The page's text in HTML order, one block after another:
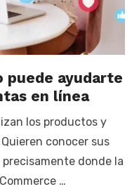
puede ayudarte
en línea
los productos y
conocer sus
donde la
…